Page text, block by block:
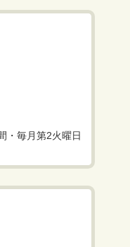
・毎月第2火曜日